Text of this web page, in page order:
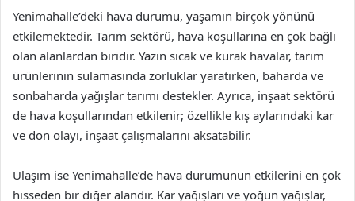
Yenimahalle’deki hava durumu, yaşamın birçok yönünü
etkilemektedir. Tarım sektörü, hava koşullarına en çok bağlı
olan alanlardan biridir. Yazın sıcak ve kurak havalar, tarım
ürünlerinin sulamasında zorluklar yaratırken, baharda ve
sonbaharda yağışlar tarımı destekler. Ayrıca, inşaat sektörü
de hava koşullarından etkilenir; özellikle kış aylarındaki kar
ve don olayı, inşaat çalışmalarını aksatabilir.
Ulaşım ise Yenimahalle’de hava durumunun etkilerini en çok
hisseden bir diğer alandır. Kar yağışları ve yoğun yağışlar,